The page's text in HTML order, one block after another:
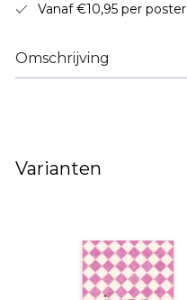
Vanaf €10,95 per poster
Omschrijving
Varianten